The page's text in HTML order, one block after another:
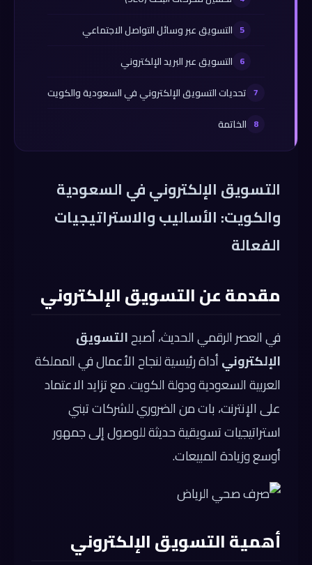
التسويق عبر وسائل التواصل الاجتماعي
التسويق عبر البريد الإلكتروني
تحديات التسويق الإلكتروني في السعودية والكويت
الخاتمة
التسويق الإلكتروني في السعودية
والكويت: الأساليب والاستراتيجيات
الفعالة
مقدمة عن التسويق الإلكتروني
في العصر الرقمي الحديث، أصبحالتسويق
الإلكترونيأداة رئيسية لنجاح الأعمال في المملكة
العربية السعودية ودولة الكويت. مع تزايد الاعتماد
على الإنترنت، بات من الضروري للشركات تبني
استراتيجيات تسويقية حديثة للوصول إلى جمهور
أوسع وزيادة المبيعات.
أهمية التسويق الإلكتروني